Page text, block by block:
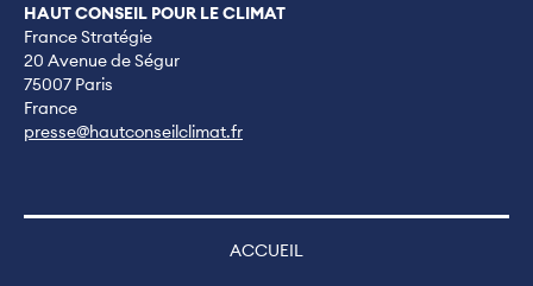
HAUT CONSEIL POUR LE CLIMAT
France Stratégie
20 Avenue de Ségur
75007 Paris
France
presse@hautconseilclimat.fr
ACCUEIL